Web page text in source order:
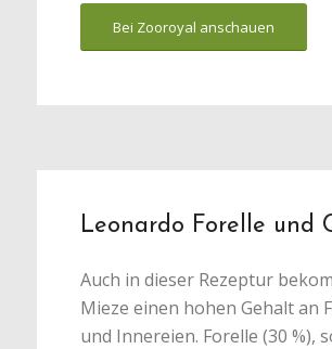
Bei Zooroyal anschauen
Leonardo Forelle und
Auch in dieser Rezeptur
Mieze einen hohen Gehalt an
und Innereien. Forelle (30 %),